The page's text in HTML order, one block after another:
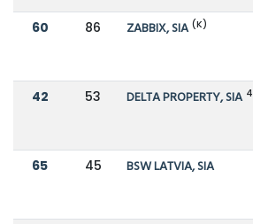
60 86 ZABBIX, SIA (K)
42 53 DELTA PROPERTY, SIA 4
65 45 BSW LATVIA, SIA